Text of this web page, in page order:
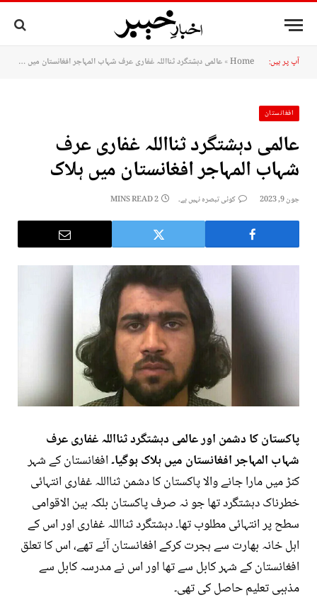
آپ پر ہیں: Home
»عالمی دہشتگرد ثنااللہ غفاری عرف شہاب المہاجر افغانستان میں ہلاک
افغانستان
عالمی دہشتگرد ثنااللہ غفاری عرف
شہاب المہاجر افغانستان میں ہلاک
جون 9, 2023 کوئی تبصرہ نہیں ہے۔ 2 MINS READ
پاکستان کا دشمن اور عالمی دہشتگرد ثنااللہ غفاری عرف
شہاب المہاجر افغانستان میں ہلاک ہوگیا۔افغانستان کے شہر
کنڑ میں مارا جانے والا پاکستان کا دشمن ثنااللہ غفاری انتہائی
خطرناک دہشتگرد تھا جو نہ صرف پاکستان بلکہ بین الاقوامی
سطح پر انتہائی مطلوب تھا۔ دہشتگرد ثنااللہ غفاری اور اس کے
اہل خانہ بھارت سے ہجرت کرکے افغانستان آئے تھے، اس کا تعلق
افغانستان کے شہر کابل سے تھا اور اس نے مدرسہ کابل سے
مذہبی تعلیم حاصل کی تھی۔